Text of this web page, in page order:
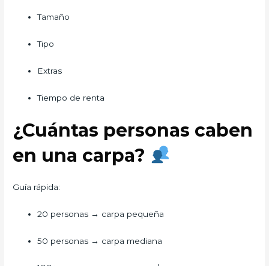
Tamaño
Tipo
Extras
Tiempo de renta
¿Cuántas personas caben
en una carpa?
Guía rápida:
20 personas → carpa pequeña
50 personas → carpa mediana